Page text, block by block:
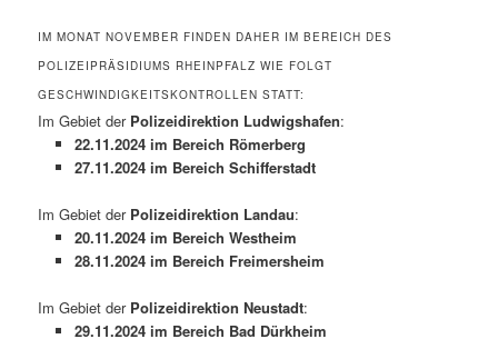
IM MONAT NOVEMBER FINDEN DAHER IM BEREICH DES
POLIZEIPRÄSIDIUMS RHEINPFALZ WIE FOLGT
GESCHWINDIGKEITSKONTROLLEN STATT:
Im Gebiet der Polizeidirektion Ludwigshafen:
22.11.2024 im Bereich Römerberg
27.11.2024 im Bereich Schifferstadt
Im Gebiet der Polizeidirektion Landau:
20.11.2024 im Bereich Westheim
28.11.2024 im Bereich Freimersheim
Im Gebiet der Polizeidirektion Neustadt:
29.11.2024 im Bereich Bad Dürkheim